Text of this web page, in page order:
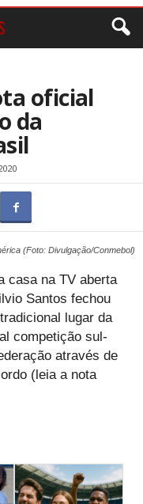
oficial
da
(Foto: Divulgação/Conmebol)
casa na TV aberta
Santos fechou
lugar da
competição sul-
através de
(leia a nota